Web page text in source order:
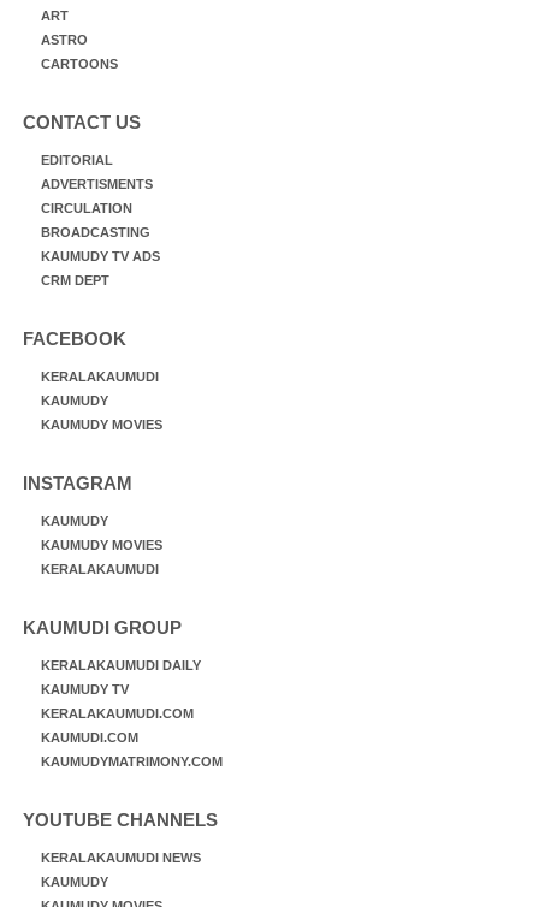
ART
ASTRO
CARTOONS
CONTACT US
EDITORIAL
ADVERTISMENTS
CIRCULATION
BROADCASTING
KAUMUDY TV ADS
CRM DEPT
FACEBOOK
KERALAKAUMUDI
KAUMUDY
KAUMUDY MOVIES
INSTAGRAM
KAUMUDY
KAUMUDY MOVIES
KERALAKAUMUDI
KAUMUDI GROUP
KERALAKAUMUDI DAILY
KAUMUDY TV
KERALAKAUMUDI.COM
KAUMUDI.COM
KAUMUDYMATRIMONY.COM
YOUTUBE CHANNELS
KERALAKAUMUDI NEWS
KAUMUDY